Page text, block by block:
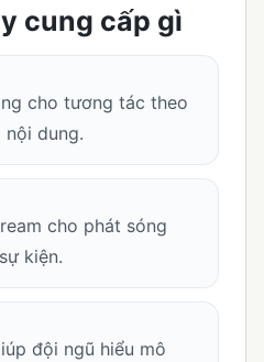
cung cấp gì
cho tương tác theo
nội dung.
cho phát sóng
kiện.
đội ngũ hiểu mô